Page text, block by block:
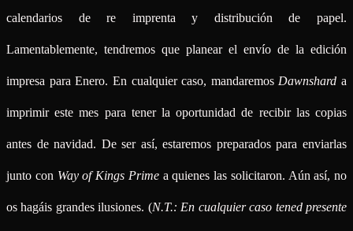
calendarios de re imprenta y distribución de papel.
Lamentablemente, tendremos que planear el envío de la edición
impresa para Enero. En cualquier caso, mandaremos Dawnshard a
imprimir este mes para tener la oportunidad de recibir las copias
antes de navidad. De ser así, estaremos preparados para enviarlas
junto con Way of Kings Primea quienes las solicitaron. Aún así, no
os hagáis grandes ilusiones. (N.T.: En cualquier caso tened presente